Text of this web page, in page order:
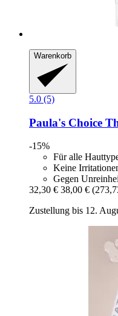
Warenkorb
5.0 (5)
Paula's Choice
-15%
Für alle
Keine
Gegen
32,30 € 38,00 €
Zustellung bis 12.